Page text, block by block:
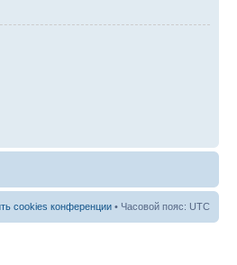
cookies конференции • Часовой пояс: UTC